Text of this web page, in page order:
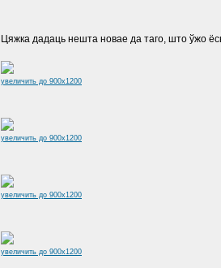
Цяжка дадаць нешта новае да таго, што ўжо
увеличить до 900x1200
увеличить до 900x1200
увеличить до 900x1200
увеличить до 900x1200